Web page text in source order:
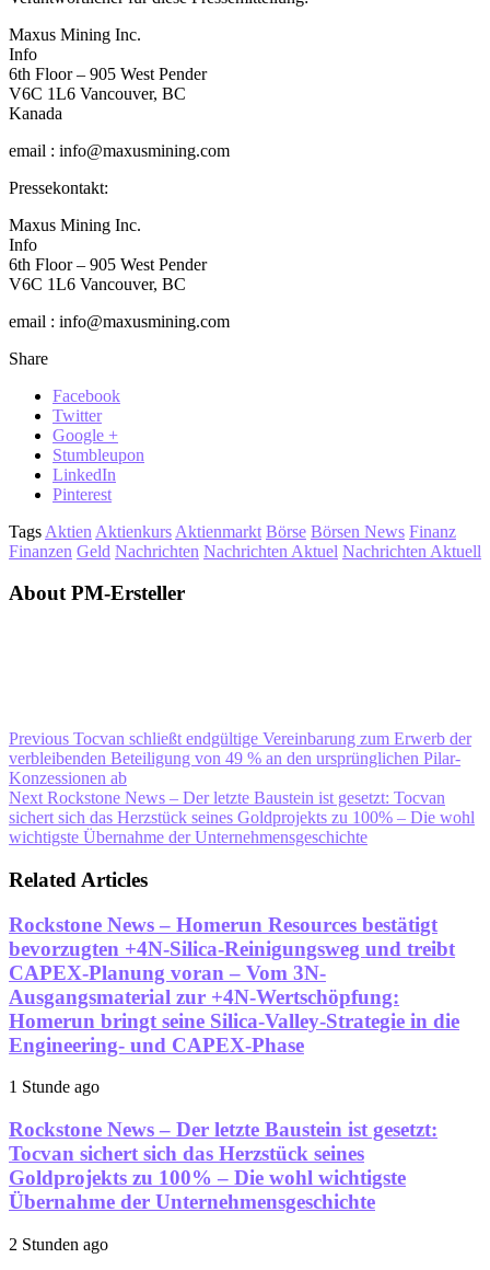
Maxus Mining Inc.
Info
6th Floor – 905 West Pender
V6C 1L6 Vancouver, BC
Kanada
email : info@maxusmining.com
Pressekontakt:
Maxus Mining Inc.
Info
6th Floor – 905 West Pender
V6C 1L6 Vancouver, BC
email : info@maxusmining.com
Share
Facebook
Twitter
Google +
Stumbleupon
LinkedIn
Pinterest
Tags Aktien Aktienkurs Aktienmarkt Börse Börsen News Finanz
Finanzen Geld Nachrichten Nachrichten Aktuel Nachrichten Aktuell
About PM-Ersteller
Previous Tocvan schließt endgültige Vereinbarung zum Erwerb der
verbleibenden Beteiligung von 49 % an den ursprünglichen Pilar-
Konzessionen ab
Next Rockstone News – Der letzte Baustein ist gesetzt: Tocvan
sichert sich das Herzstück seines Goldprojekts zu 100% – Die wohl
wichtigste Übernahme der Unternehmensgeschichte
Related Articles
Rockstone News – Homerun Resources bestätigt
bevorzugten +4N-Silica-Reinigungsweg und treibt
CAPEX-Planung voran – Vom 3N-
Ausgangsmaterial zur +4N-Wertschöpfung:
Homerun bringt seine Silica-Valley-Strategie in die
Engineering- und CAPEX-Phase
1 Stunde ago
Rockstone News – Der letzte Baustein ist gesetzt:
Tocvan sichert sich das Herzstück seines
Goldprojekts zu 100% – Die wohl wichtigste
Übernahme der Unternehmensgeschichte
2 Stunden ago